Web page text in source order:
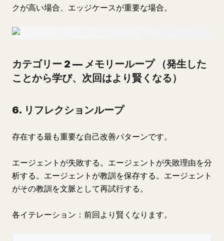
クが高い場合、エッジケースが重要な場合。
カテゴリー 2 — メモリーループ
（発生した
ことから学び、次回はより賢くなる）
6. リフレクションループ
存在する最も重要な自己改善パターンです。
エージェントが失敗する。エージェントが失敗理由を分
析する。エージェントが教訓を保存する。エージェント
がその教訓を文脈として再試行する。
各イテレーション：前回より賢くなります。